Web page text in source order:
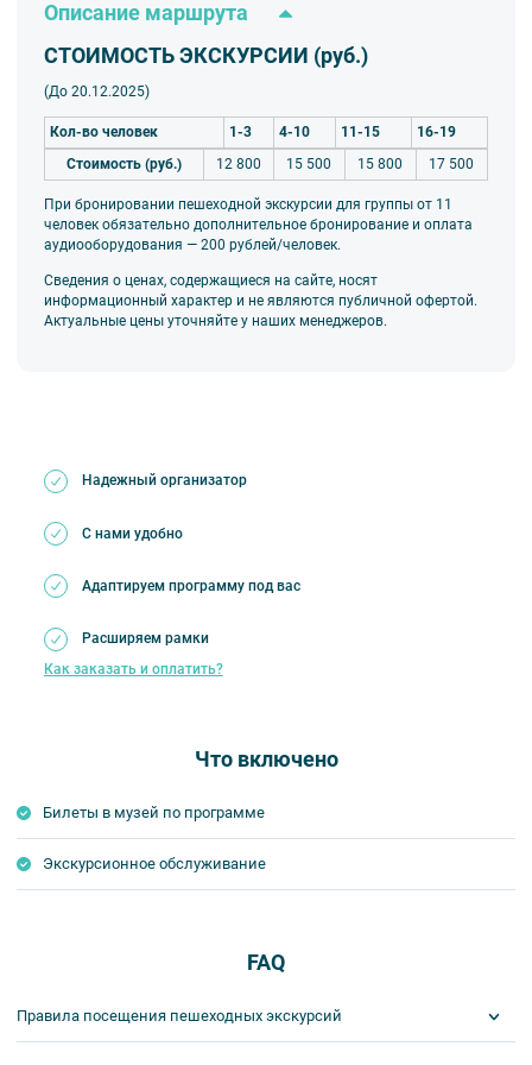
Описание маршрута
СТОИМОСТЬ ЭКСКУРСИИ (руб.)
(До 20.12.2025)
Кол-во человек 1-3 4-10 11-15
16-19
Стоимость (руб.)
12 800 15 500 15 800 17 500
При бронировании пешеходной экскурсии для группы от 11
человек обязательно дополнительное бронирование и оплата
аудиооборудования — 200 рублей/человек.
Сведения о ценах, содержащиеся на сайте, носят
информационный характер и не являются публичной офертой.
Актуальные цены уточняйте у наших менеджеров.
Надежный организатор
С нами удобно
Адаптируем программу под вас
Расширяем рамки
Как заказать и оплатить?
Что включено
Билеты в музей по программе
Экскурсионное обслуживание
FAQ
Правила посещения пешеходных экскурсий